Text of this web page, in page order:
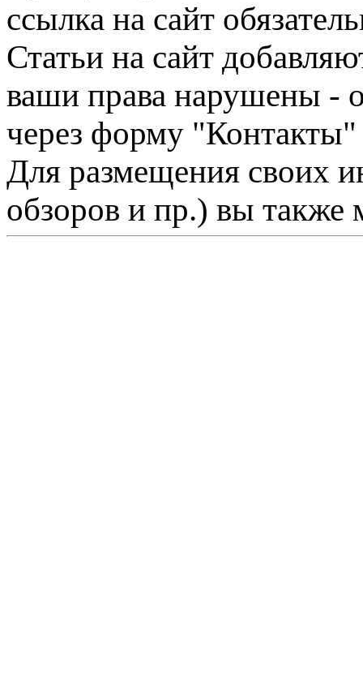
ссылка на сайт
Статьи на сайт
ваши права нарушены -
через форму "Контакты"
Для размещения своих
обзоров и пр.) вы также